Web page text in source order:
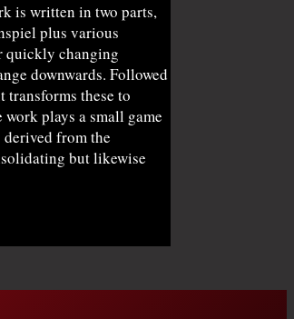
is written in two parts,
plus various
quickly changing
downwards. Followed
transforms these to
plays a small game
from the
but likewise